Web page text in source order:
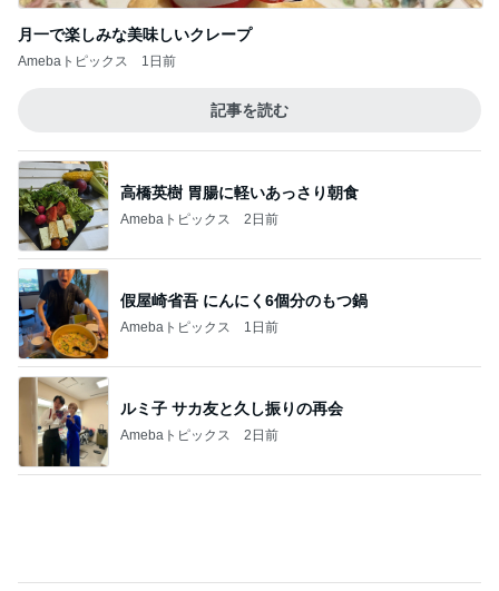
Amebaトピックス 2日前
假屋崎省吾 にんにく6個分のもつ鍋
Amebaトピックス 1日前
ルミ子 サカ友と久し振りの再会
Amebaトピックス 2日前